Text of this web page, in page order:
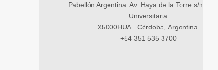
Pabellón Argentina, Av. Haya de la Torre s/n,
Universitaria
X5000HUA - Córdoba, Argentina.
+54 351 535 3700